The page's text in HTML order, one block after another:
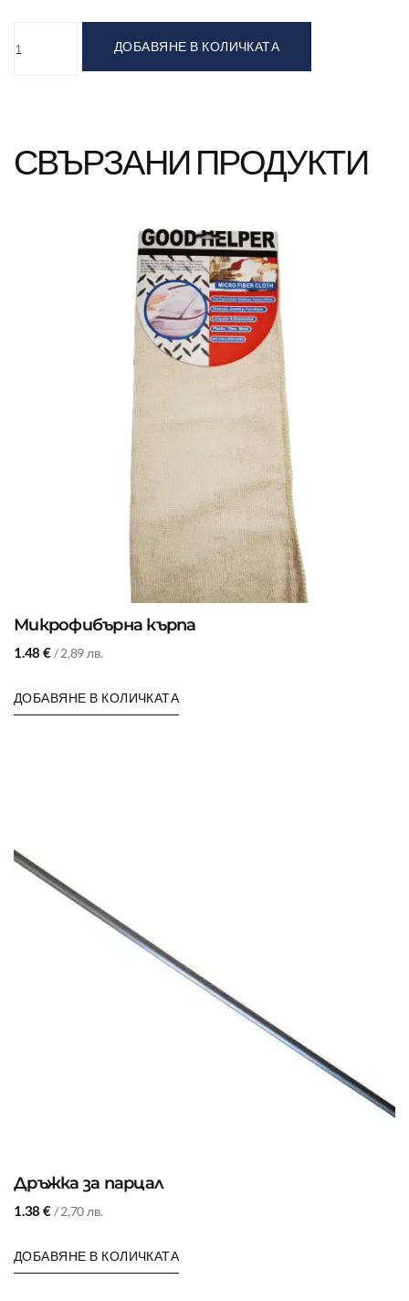
ДОБАВЯНЕ В КОЛИЧКАТА
СВЪРЗАНИ ПРОДУКТИ
Микрофибърна кърпа
1.48 €/ 2,89 лв.
ДОБАВЯНЕ В КОЛИЧКАТА
Дръжка за парцал
1.38 €/ 2,70 лв.
ДОБАВЯНЕ В КОЛИЧКАТА